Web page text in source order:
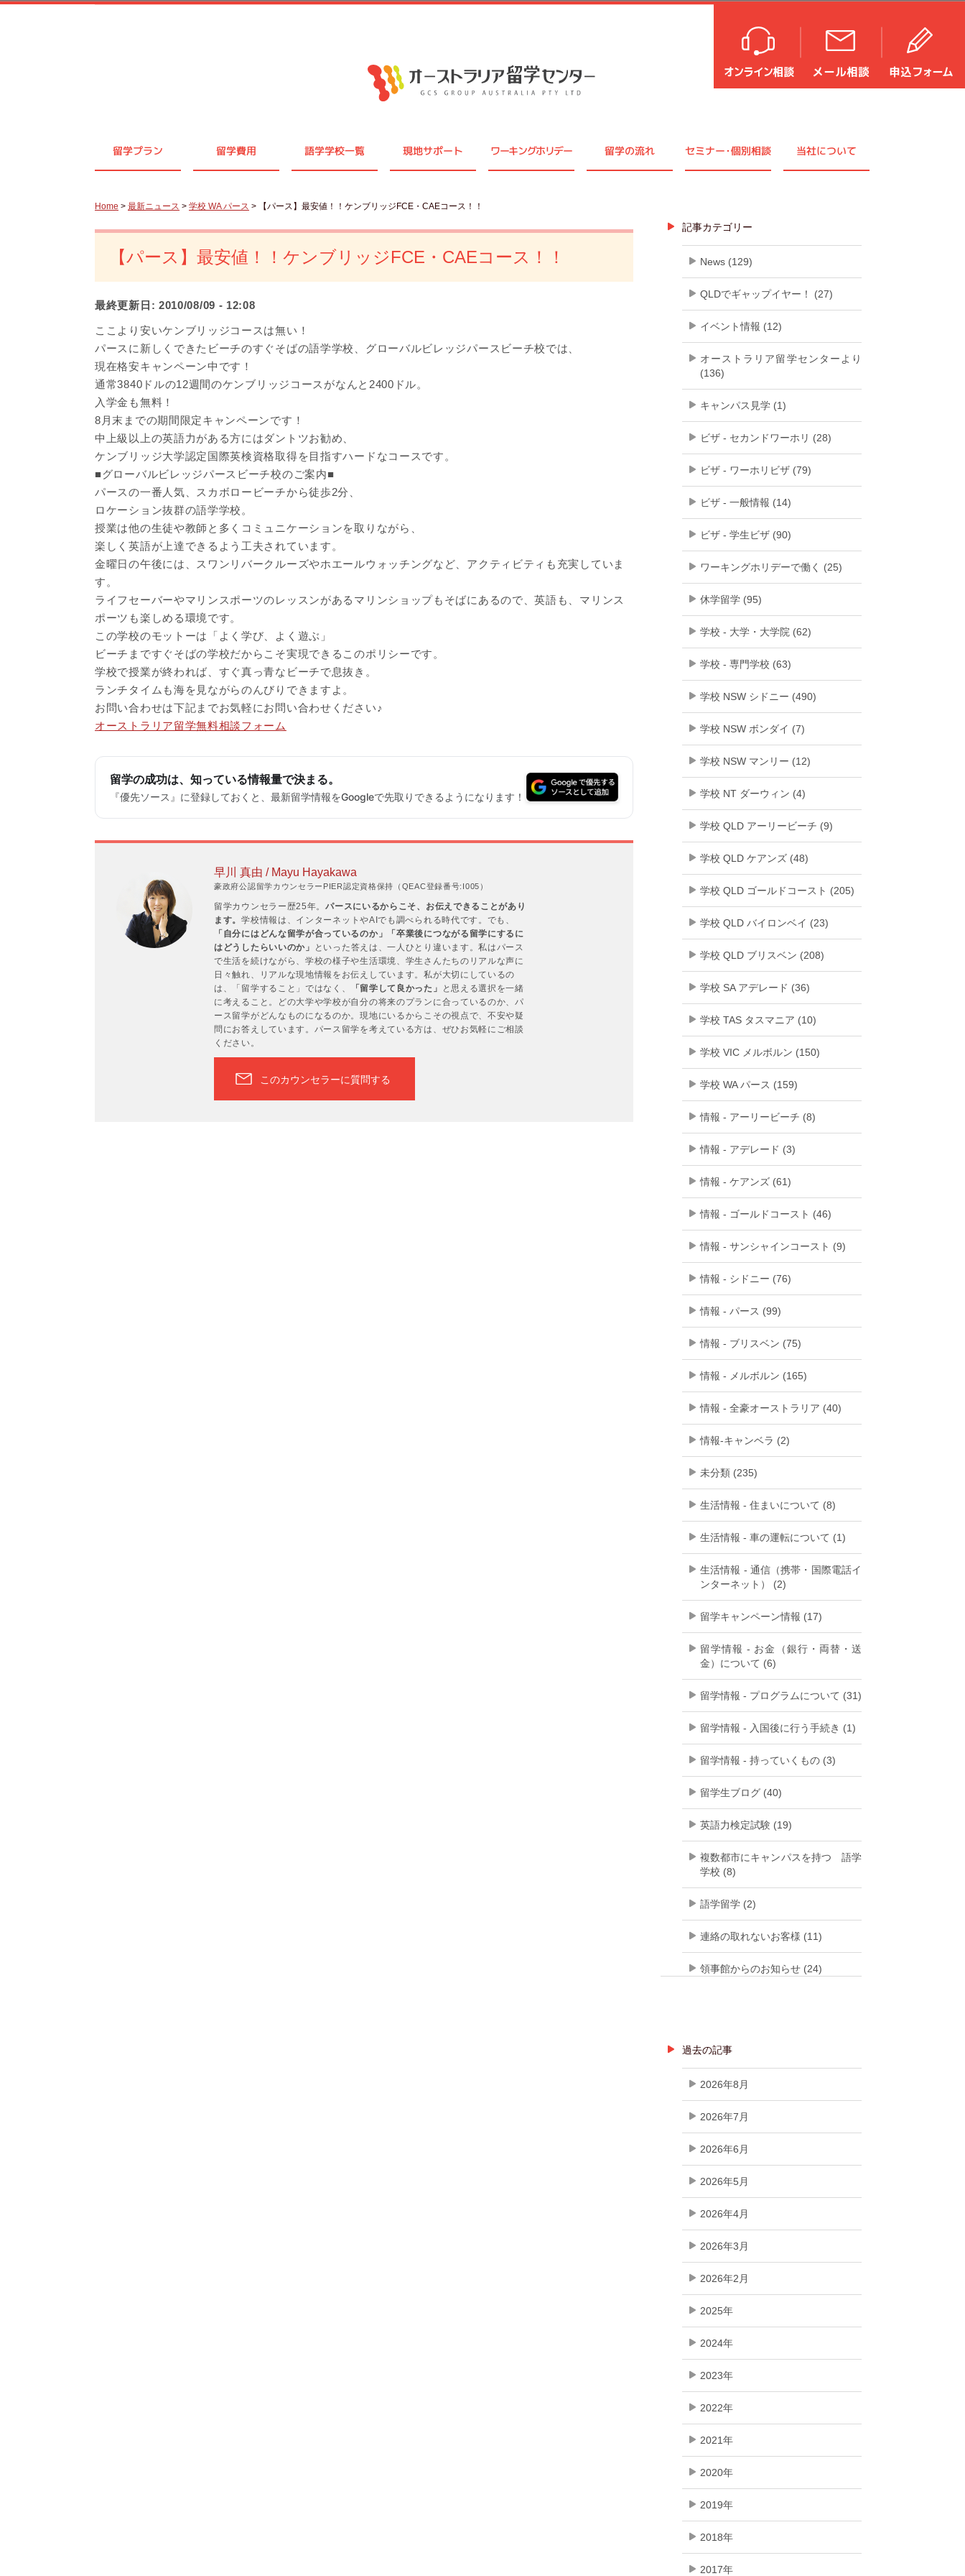
留学プラン 留学費用 語学学校一覧 現地サポート ワーキングホリデー 留学の流れ セミナー・個別相談 当社について
Home > 最新ニュース > 学校 WA パース > 【パース】最安値！！ケンブリッジFCE・CAEコース！！
【パース】最安値！！ケンブリッジFCE・CAEコース！！
最終更新日: 2010/08/09 - 12:08
ここより安いケンブリッジコースは無い！
パースに新しくできたビーチのすぐそばの語学学校、グローバルビレッジパースビーチ校では、
現在格安キャンペーン中です！
通常3840ドルの12週間のケンブリッジコースがなんと2400ドル。
入学金も無料！
8月末までの期間限定キャンペーンです！
中上級以上の英語力がある方にはダントツお勧め、
ケンブリッジ大学認定国際英検資格取得を目指すハードなコースです。
■グローバルビレッジパースビーチ校のご案内■
パースの一番人気、スカボロービーチから徒歩2分、
ロケーション抜群の語学学校。
授業は他の生徒や教師と多くコミュニケーションを取りながら、
楽しく英語が上達できるよう工夫されています。
金曜日の午後には、スワンリバークルーズやホエールウォッチングなど、アクティビティも充実していま
す。
ライフセーバーやマリンスポーツのレッスンがあるマリンショップもそばにあるので、英語も、マリンス
ポーツも楽しめる環境です。
この学校のモットーは「よく学び、よく遊ぶ」
ビーチまですぐそばの学校だからこそ実現できるこのポリシーです。
学校で授業が終われば、すぐ真っ青なビーチで息抜き。
ランチタイムも海を見ながらのんびりできますよ。
お問い合わせは下記までお気軽にお問い合わせください♪
オーストラリア留学無料相談フォーム
留学の成功は、知っている情報量で決まる。
『優先ソース』に登録しておくと、最新留学情報をGoogleで先取りできるようになります！
早川 真由 / Mayu Hayakawa
豪政府公認留学カウンセラーPIER認定資格保持（QEAC登録番号:I005）
留学カウンセラー歴25年。パースにいるからこそ、お伝えできることがあり
ます。学校情報は、インターネットやAIでも調べられる時代です。でも、
「自分にはどんな留学が合っているのか」「卒業後につながる留学にするに
はどうしたらいいのか」
といった答えは、一人ひとり違います。私はパース
で生活を続けながら、学校の様子や生活環境、学生さんたちのリアルな声に
日々触れ、リアルな現地情報をお伝えしています。私が大切にしているの
は、「留学すること」ではなく、
「留学して良かった」
と思える選択を一緒
に考えること。どの大学や学校が自分の将来のプランに合っているのか、パ
ース留学がどんなものになるのか。現地にいるからこその視点で、不安や疑
問にお答えしています。パース留学を考えている方は、ぜひお気軽にご相談
ください。
このカウンセラーに質問する
記事カテゴリー
News (129)
QLDでギャップイヤー！ (27)
イベント情報 (12)
オーストラリア留学センターより
(136)
キャンパス見学 (1)
ビザ - セカンドワーホリ (28)
ビザ - ワーホリビザ (79)
ビザ - 一般情報 (14)
ビザ - 学生ビザ (90)
ワーキングホリデーで働く (25)
休学留学 (95)
学校 - 大学・大学院 (62)
学校 - 専門学校 (63)
学校 NSW シドニー (490)
学校 NSW ボンダイ (7)
学校 NSW マンリー (12)
学校 NT ダーウィン (4)
学校 QLD アーリービーチ (9)
学校 QLD ケアンズ (48)
学校 QLD ゴールドコースト (205)
学校 QLD バイロンベイ (23)
学校 QLD ブリスベン (208)
学校 SA アデレード (36)
学校 TAS タスマニア (10)
学校 VIC メルボルン (150)
学校 WA パース (159)
情報 - アーリービーチ (8)
情報 - アデレード (3)
情報 - ケアンズ (61)
情報 - ゴールドコースト (46)
情報 - サンシャインコースト (9)
情報 - シドニー (76)
情報 - パース (99)
情報 - ブリスベン (75)
情報 - メルボルン (165)
情報 - 全豪オーストラリア (40)
情報-キャンベラ (2)
未分類 (235)
生活情報 - 住まいについて (8)
生活情報 - 車の運転について (1)
生活情報 - 通信（携帯・国際電話イ
ンターネット） (2)
留学キャンペーン情報 (17)
留学情報 - お金（銀行・両替・送
金）について (6)
留学情報 - プログラムについて (31)
留学情報 - 入国後に行う手続き (1)
留学情報 - 持っていくもの (3)
留学生ブログ (40)
英語力検定試験 (19)
複数都市にキャンパスを持つ 語学
学校 (8)
語学留学 (2)
連絡の取れないお客様 (11)
領事館からのお知らせ (24)
過去の記事
2026年8月
2026年7月
2026年6月
2026年5月
2026年4月
2026年3月
2026年2月
2025年
2024年
2023年
2022年
2021年
2020年
2019年
2018年
2017年